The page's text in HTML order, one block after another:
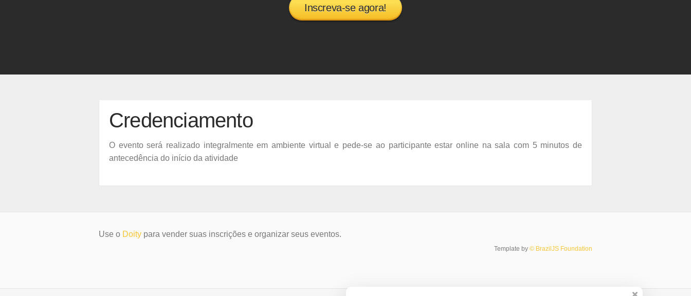
Inscreva-se agora!
Credenciamento
O evento será realizado integralmente em ambiente virtual e pede-se ao participante estar online na sala com 5 minutos de
antecedência do início da atividade
Use o Doity para vender suas inscrições e organizar seus eventos.
Template by © BrazilJS Foundation